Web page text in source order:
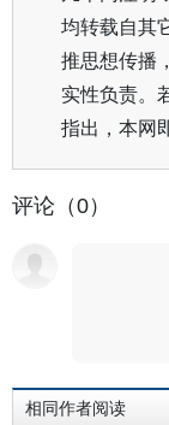
均转载自其
推思想传播
实性负责。
指出，本网
评论（0）
相同作者阅读